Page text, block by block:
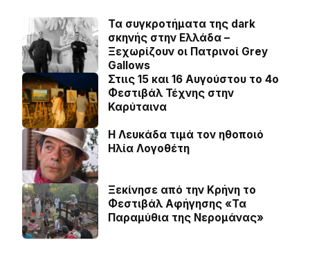
Τα συγκροτήματα της dark
σκηνής στην Ελλάδα –
Ξεχωρίζουν οι Πατρινοί Grey
Gallows
Στιις 15 και 16 Αυγούστου το 4ο
Φεστιβάλ Τέχνης στην
Καρύταινα
Η Λευκάδα τιμά τον ηθοποιό
Ηλία Λογοθέτη
Ξεκίνησε από την Κρήνη το
Φεστιβάλ Αφήγησης «Τα
Παραμύθια της Νερομάνας»